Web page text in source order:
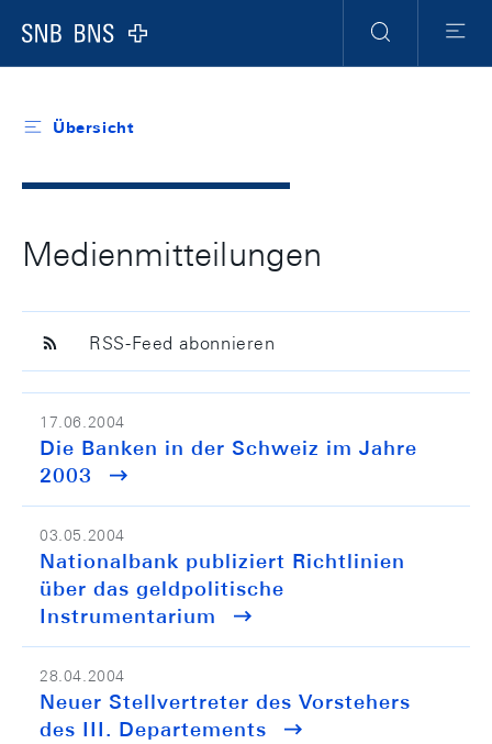
Logo
Navigation
Suche Menu
Übersicht
Medienmitteilungen
RSS-Feed abonnieren
17.06.2004
Die Banken in der Schweiz im Jahre
2003
03.05.2004
Nationalbank publiziert Richtlinien
über das geldpolitische
Instrumentarium
28.04.2004
Neuer Stellvertreter des Vorstehers
des III. Departements